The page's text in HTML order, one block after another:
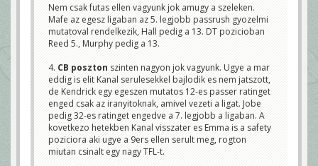
Nem csak futas ellen vagyunk jok amugy a szeleken.
Mafe az egesz ligaban az 5. legjobb passrush gyozelmi
mutatoval rendelkezik, Hall pedig a 13. DT pozicioban
Reed 5., Murphy pedig a 13.
4. CB poszton szinten nagyon jok vagyunk. Ugye a mar
eddig is elit Kanal serulesekkel bajlodik es nem jatszott,
de Kendrick egy egeszen mutatos 12-es passer ratinget
enged csak az iranyitoknak, amivel vezeti a ligat. Jobe
pedig 32-es ratinget engedve a 7. legjobb a ligaban. A
kovetkezo hetekben Kanal visszater es Emma is a safety
poziciora aki ugye a 9ers ellen serult meg, rogton
miutan csinalt egy nagy TFL-t.